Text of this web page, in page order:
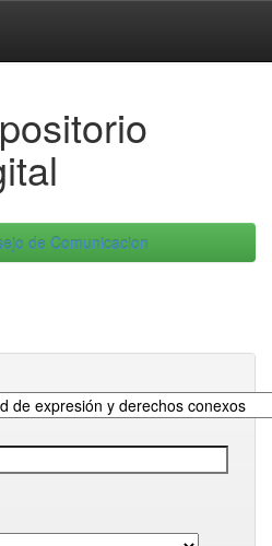
de Comunicacion